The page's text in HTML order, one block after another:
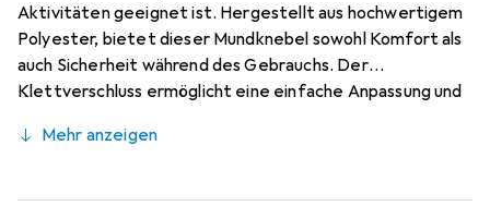
Aktivitäten geeignet ist. Hergestellt aus hochwertigem
Polyester, bietet dieser Mundknebel sowohl Komfort als
auch Sicherheit während des Gebrauchs. Der
Klettverschluss ermöglicht eine einfache Anpassung und
bleibt, ohne unangenehm zu drücken. Mit einem
dass er eine effektive Stimulation bietet, während er
Mehr anzeigen